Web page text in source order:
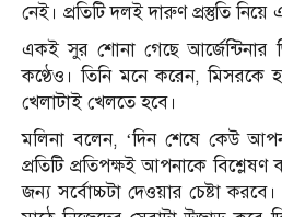
নেই। প্রতিটি দলই দারুণ প্রস্তুতি নিয়ে
একই সুর শোনা গেছে আর্জেন্টিনার
কণ্ঠেও। তিনি মনে করেন, মিসরকে
খেলাটাই খেলতে হবে।
মলিনা বলেন, ‘দিন শেষে কেউ
প্রতিটি প্রতিপক্ষই আপনাকে
জন্য সর্বোচ্চটা দেওয়ার চেষ্টা